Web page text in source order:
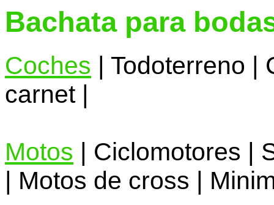
Bachata para
Coches | Todoterreno
carnet |
Motos | Ciclomotores |
| Motos de cross |